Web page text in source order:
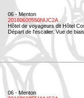
06 - Menton
20160600550NUC2A
Hôtel de voyageurs dit Hôtel
Départ de l'escalier. Vue de
06 - Menton